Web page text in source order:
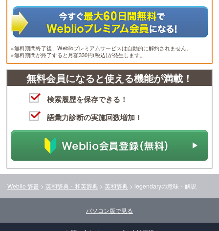
※無料期間終了後、Weblioプレミアムサービスは自動的に解約されません。
※無料期間が終了すると月額330円(税込)が発生します。
無料会員になると使える機能が満載！
検索履歴を保存できる！
語彙力診断の実施回数増加！
Weblio 辞書 > 英和辞典・和英辞典 > 英和辞典 > legendaryの意味・解説
パソコン版で見る